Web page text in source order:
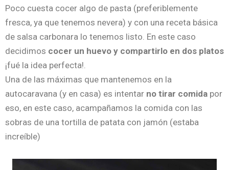
Poco cuesta cocer algo de pasta (preferiblemente
fresca, ya que tenemos nevera) y con una receta básica
de salsa carbonara lo tenemos listo. En este caso
decidimos cocer un huevo y compartirlo en dos platos
¡fué la idea perfecta!.
Una de las máximas que mantenemos en la
autocaravana (y en casa) es intentar no tirar comida por
eso, en este caso, acampañamos la comida con las
sobras de una tortilla de patata con jamón (estaba
increíble)